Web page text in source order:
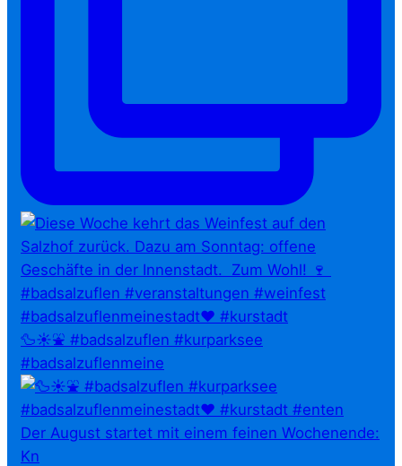
🦆☀️⛲ #badsalzuflen #kurparksee
#badsalzuflenmeine
Der August startet mit einem feinen Wochenende:
Kn